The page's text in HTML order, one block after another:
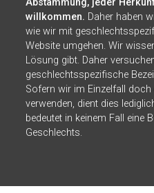
Abstammung, jeder
willkommen. Daher haben
wie wir mit
Website umgehen. Wir
Lösung gibt. Daher
geschlechtsspezifische
Sofern wir im Einzelfall
verwenden, dient dies
bedeutet in keinem Fall eine
Geschlechts.